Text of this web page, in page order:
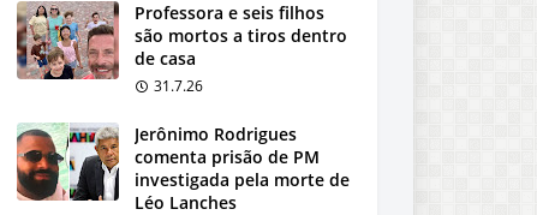
Professora e seis filhos
são mortos a tiros dentro
de casa
31.7.26
Jerônimo Rodrigues
comenta prisão de PM
investigada pela morte de
Léo Lanches